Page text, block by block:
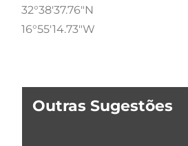
32°38'37.76"N
16°55'14.73"W
Outras Sugestões